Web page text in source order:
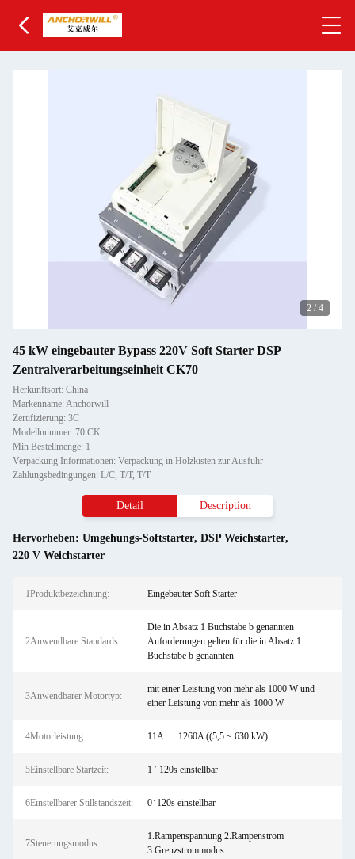
2 / 4
45 kW eingebauter Bypass 220V Soft Starter DSP
Zentralverarbeitungseinheit CK70
Herkunftsort: China
Markenname: Anchorwill
Zertifizierung: 3C
Modellnummer: 70 CK
Min Bestellmenge: 1
Verpackung Informationen: Verpackung in Holzkisten zur Ausfuhr
Zahlungsbedingungen: L/C, T/T, T/T
Detail Description
Hervorheben: Umgehungs-Softstarter, DSP Weichstarter,
220 V Weichstarter
1Produktbezeichnung: Eingebauter Soft Starter
2Anwendbare Standards:
Die in Absatz 1 Buchstabe b genannten
Anforderungen gelten für die in Absatz 1
Buchstabe b genannten
3Anwendbarer Motortyp:
mit einer Leistung von mehr als 1000 W und
einer Leistung von mehr als 1000 W
4Motorleistung: 11A......1260A ((5,5 ~ 630 kW)
5Einstellbare Startzeit: 1 ′ 120s einstellbar
6Einstellbarer Stillstandszeit: 0 ̊ 120s einstellbar
7Steuerungsmodus:
1.Rampenspannung 2.Rampenstrom
3.Grenzstrommodus